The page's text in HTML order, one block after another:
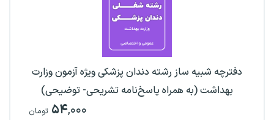
دفترچه شبیه ساز رشته دندان پزشکی ویژه آزمون وزارت
بهداشت (به همراه پاسخ‌نامه تشریحی- توضیحی)
۵۴,۰۰۰ تومان